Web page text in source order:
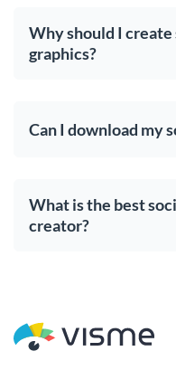
Why should I create
graphics?
Can I download my
What is the best
creator?